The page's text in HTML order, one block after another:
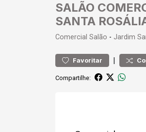
SALÃO
SANTA
Comercial Salão - Jardim
Favoritar |
Compartilhe: